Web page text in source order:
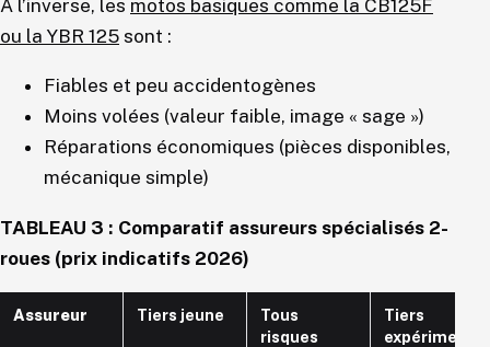
À l’inverse, les motos basiques comme la CB125F
ou la YBR 125 sont :
Fiables et peu accidentogènes
Moins volées (valeur faible, image « sage »)
Réparations économiques (pièces disponibles,
mécanique simple)
TABLEAU 3 : Comparatif assureurs spécialisés 2-
roues (prix indicatifs 2026)
Assureur Tiers jeune
Tous
risques
Tiers
expériment